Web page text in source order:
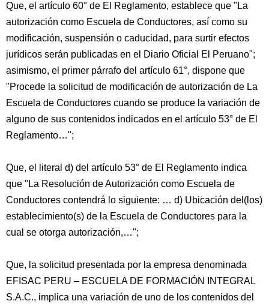
Que, el artículo 60° de El Reglamento, establece que "La
autorización como Escuela de Conductores, así como su
modificación, suspensión o caducidad, para surtir efectos
jurídicos serán publicadas en el Diario Oficial El Peruano";
asimismo, el primer párrafo del artículo 61°, dispone que
"Procede la solicitud de modificación de autorización de La
Escuela de Conductores cuando se produce la variación de
alguno de sus contenidos indicados en el artículo 53° de El
Reglamento…";
Que, el literal d) del artículo 53° de El Reglamento indica
que "La Resolución de Autorización como Escuela de
Conductores contendrá lo siguiente: … d) Ubicación del(los)
establecimiento(s) de la Escuela de Conductores para la
cual se otorga autorización,…";
Que, la solicitud presentada por la empresa denominada
EFISAC PERU – ESCUELA DE FORMACIÓN INTEGRAL
S.A.C., implica una variación de uno de los contenidos del